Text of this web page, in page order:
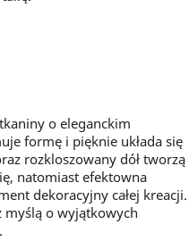
o eleganckim
formę i pięknie układa się
rozkloszowany dół tworzą
natomiast efektowna
dekoracyjny całej kreacji.
myślą o wyjątkowych